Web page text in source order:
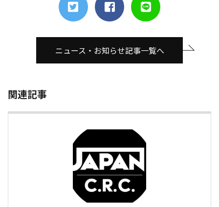
ニュース・お知らせ記事一覧へ
関連記事